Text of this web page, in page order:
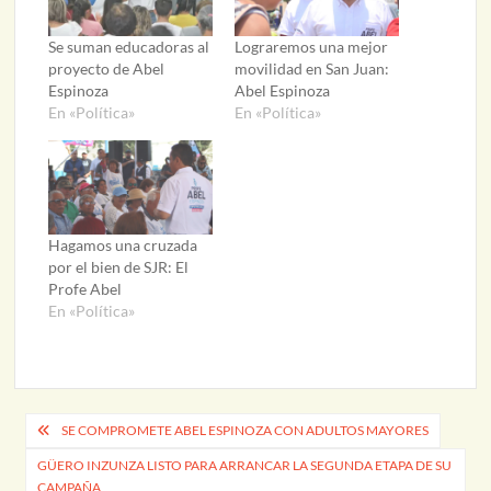
Se suman educadoras al
proyecto de Abel
Espinoza
En «Política»
Lograremos una mejor
movilidad en San Juan:
Abel Espinoza
En «Política»
Hagamos una cruzada
por el bien de SJR: El
Profe Abel
En «Política»
Navegación
de
SE COMPROMETE ABEL ESPINOZA CON ADULTOS MAYORES
GÜERO INZUNZA LISTO PARA ARRANCAR LA SEGUNDA ETAPA DE SU
CAMPAÑA